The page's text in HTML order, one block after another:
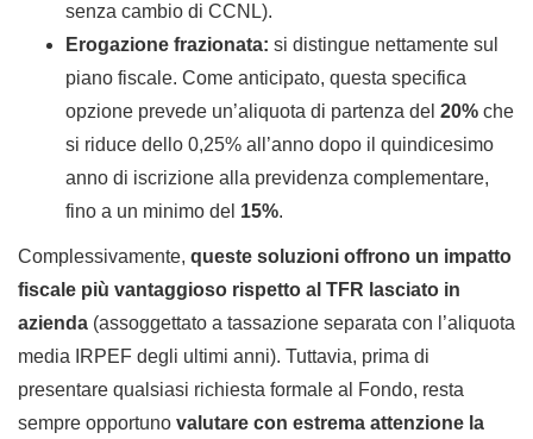
senza cambio di CCNL).
Erogazione frazionata: si distingue nettamente sul
piano fiscale. Come anticipato, questa specifica
opzione prevede un’aliquota di partenza del 20% che
si riduce dello 0,25% all’anno dopo il quindicesimo
anno di iscrizione alla previdenza complementare,
fino a un minimo del 15%.
Complessivamente, queste soluzioni offrono un impatto
fiscale più vantaggioso rispetto al TFR lasciato in
azienda (assoggettato a tassazione separata con l’aliquota
media IRPEF degli ultimi anni). Tuttavia, prima di
presentare qualsiasi richiesta formale al Fondo, resta
sempre opportuno valutare con estrema attenzione la